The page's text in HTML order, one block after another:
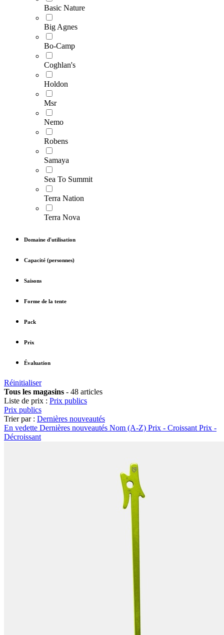
Basic Nature
Big Agnes
Bo-Camp
Coghlan's
Holdon
Msr
Nemo
Robens
Samaya
Sea To Summit
Terra Nation
Terra Nova
Domaine d'utilisation
Capacité (personnes)
Saisons
Forme de la tente
Pack
Prix
Évaluation
Réinitialiser
Tous les magasins - 48 articles
Liste de prix : Prix publics
Prix publics
Trier par : Dernières nouveautés
En vedette Dernières nouveautés Nom (A-Z) Prix - Croissant Prix -
Décroissant